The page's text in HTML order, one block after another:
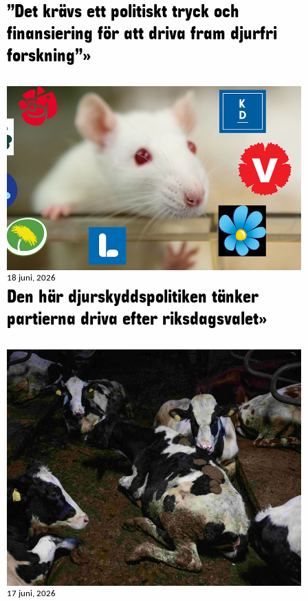
”Det krävs ett politiskt tryck och
finansiering för att driva fram djurfri
forskning”»
18 juni, 2026
Den här djurskyddspolitiken tänker
partierna driva efter riksdagsvalet»
17 juni, 2026